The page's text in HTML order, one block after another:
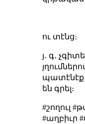
ու տէնց։
յ․ գ․
պատէնէք
են գրել։
#շողուլ
#աղբիւր